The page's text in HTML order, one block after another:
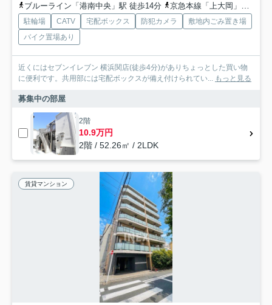
ブルーライン「港南中央」駅 徒歩14分
京急本線「上大岡」駅 徒歩22分
駐輪場 CATV 宅配ボックス 防犯カメラ
敷地内ごみ置き場
バイク置場あり
近くにはセブンイレブン 横浜関店(徒歩4分)がありちょっとした買い物
に便利です。共用部には宅配ボックスが備え付けられてい...
もっと見る
募集中の部屋
2階
10.9万円
2階 / 52.26㎡ / 2LDK
賃貸マンション